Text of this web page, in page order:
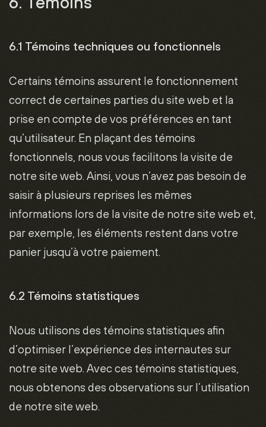
6.1 Témoins techniques ou fonctionnels
Certains témoins assurent le fonctionnement
correct de certaines parties du site web et la
prise en compte de vos préférences en tant
qu’utilisateur. En plaçant des témoins
fonctionnels, nous vous facilitons la visite de
notre site web. Ainsi, vous n’avez pas besoin de
saisir à plusieurs reprises les mêmes
informations lors de la visite de notre site web et,
par exemple, les éléments restent dans votre
panier jusqu’à votre paiement.
6.2 Témoins statistiques
Nous utilisons des témoins statistiques afin
d’optimiser l’expérience des internautes sur
notre site web. Avec ces témoins statistiques,
nous obtenons des observations sur l’utilisation
de notre site web.